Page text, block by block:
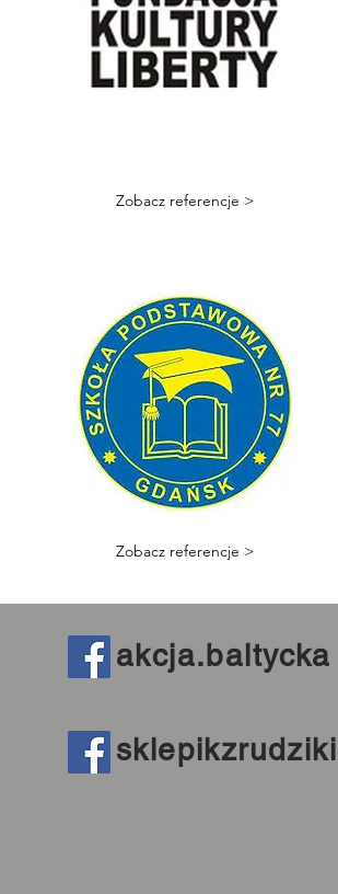
Zobacz referencje >
Zobacz referencje >
akcja.baltycka